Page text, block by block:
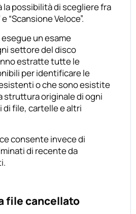
la possibilità di scegliere fra
“Scansione Veloce”.
esegue un esame
settore del disco
estratte tutte le
per identificare le
o che sono esistite
struttura originale di ogni
file, cartelle e altri
consente invece di
di recente da
file cancellato